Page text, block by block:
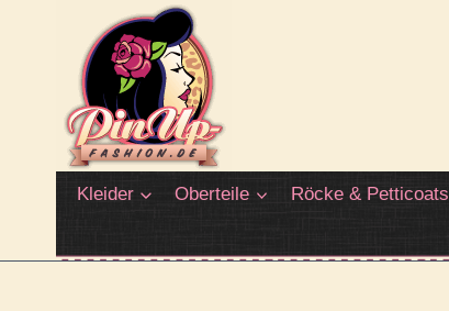
springen
Kleider Oberteile Röcke & Petticoats